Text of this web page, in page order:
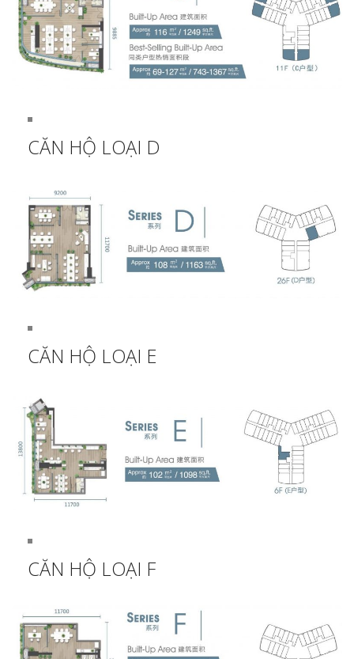
CĂN HỘ LOẠI D
CĂN HỘ LOẠI E
CĂN HỘ LOẠI F